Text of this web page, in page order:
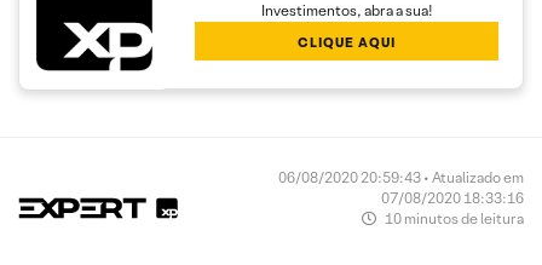
Investimentos, abra a sua!
CLIQUE AQUI
06/08/2020 20:59:43 • Atualizado em
07/08/2020 18:33:16
10 minutos de leitura